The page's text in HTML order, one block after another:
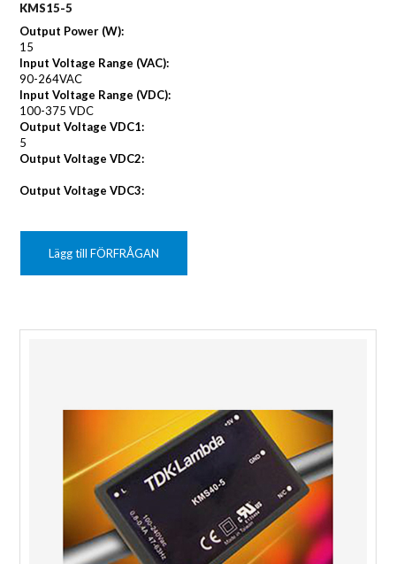
KMS15-5
Output Power (W):
15
Input Voltage Range (VAC):
90-264VAC
Input Voltage Range (VDC):
100-375 VDC
Output Voltage VDC1:
5
Output Voltage VDC2:
Output Voltage VDC3:
Lägg till FÖRFRÅGAN